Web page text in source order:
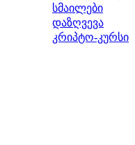
სმაილები
დაზღვევა
კრიპტო-კურსი